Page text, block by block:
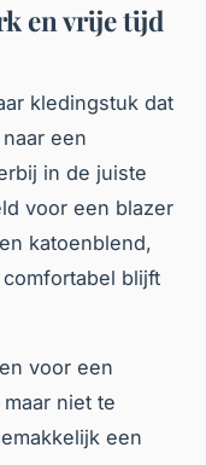
en vrije tijd
kledingstuk dat
een
in de juiste
voor een blazer
katoenblend,
blijft
voor een
niet te
een